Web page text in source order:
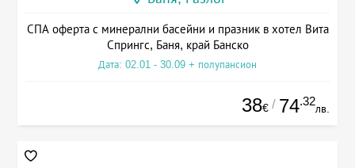
СПА оферта с минерални басейни и празник в хотел Вита
Спрингс, Баня, край Банско
Дата: 02.01 - 30.09 + полупансион
38€ / 74.32
лв.